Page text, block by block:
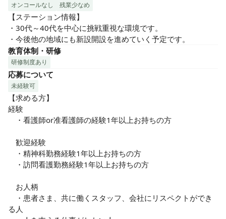
オンコールなし 残業少なめ
【ステーション情報】
・30代～40代を中心に挑戦重視な環境です。
・今後他の地域にも新設開設を進めていく予定です。
教育体制・研修
研修制度あり
応募について
未経験可
【求める方】
経験
・看護師or准看護師の経験1年以上お持ちの方
歓迎経験
・精神科勤務経験1年以上お持ちの方
・訪問看護勤務経験1年以上お持ちの方
お人柄
・患者さま、共に働くスタッフ、会社にリスペクトができ
る人